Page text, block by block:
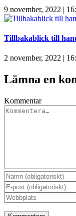
9 november, 2022 |
Tillbakablick till
2 november, 2022 |
Lämna en
Kommentar